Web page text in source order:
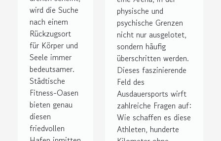
wird die Suche
nach einem
Rückzugsort
für Körper und
Seele immer
bedeutsamer.
Städtische
Fitness-Oasen
bieten genau
diesen
friedvollen
physische und
psychische Grenzen
nicht nur ausgelotet,
sondern häufig
überschritten werden.
Dieses faszinierende
Feld des
Ausdauersports wirft
zahlreiche Fragen auf:
Wie schaffen es diese
Athleten, hunderte